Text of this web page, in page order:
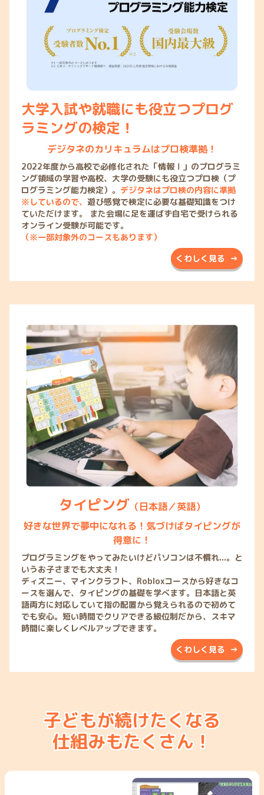
大学入試や就職にも役立つプログ
ラミングの検定！
デジタネのカリキュラムはプロ検準拠！
2022年度から高校で必修化された「情報Ⅰ」のプログラミ
ング領域の学習や高校、大学の受験にも役立つプロ検（プ
ログラミング能力検定）。 デジタネはプロ検の内容に準拠
※しているので、 遊び感覚で検定に必要な基礎知識をつけ
ていただけます。 また会場に足を運ばず自宅で受けられる
オンライン受験が可能です。
（※一部対象外のコースもあります）
くわしく見る →
タイピング （日本語／英語）
好きな世界で夢中になれる！気づけばタイピングが
得意に！
プログラミングをやってみたいけどパソコンは不慣れ...。と
いうお子さまでも大丈夫！
ディズニー、マインクラフト、Robloxコースから好きなコ
ースを選んで、タイピングの基礎を学べます。日本語と英
語両方に対応していて指の配置から覚えられるので初めて
でも安心。短い時間でクリアできる級位制だから、スキマ
時間に楽しくレベルアップできます。
くわしく見る →
子どもが続けたくなる
仕組みもたくさん！